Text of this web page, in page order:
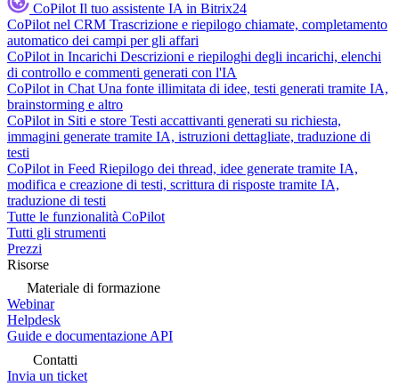
CoPilot Il tuo assistente IA in Bitrix24
CoPilot nel CRM Trascrizione e riepilogo chiamate, completamento
automatico dei campi per gli affari
CoPilot in Incarichi Descrizioni e riepiloghi degli incarichi, elenchi
di controllo e commenti generati con l'IA
CoPilot in Chat Una fonte illimitata di idee, testi generati tramite IA,
brainstorming e altro
CoPilot in Siti e store Testi accattivanti generati su richiesta,
immagini generate tramite IA, istruzioni dettagliate, traduzione di
testi
CoPilot in Feed Riepilogo dei thread, idee generate tramite IA,
modifica e creazione di testi, scrittura di risposte tramite IA,
traduzione di testi
Tutte le funzionalità CoPilot
Tutti gli strumenti
Prezzi
Risorse
Materiale di formazione
Webinar
Helpdesk
Guide e documentazione API
Contatti
Invia un ticket